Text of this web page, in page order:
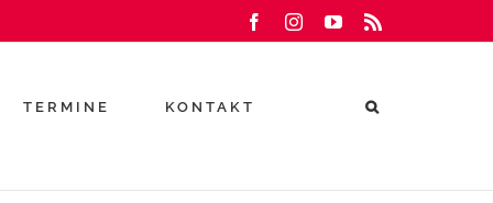
FacebookInstagramYouTube
TERMINE KONTAKT